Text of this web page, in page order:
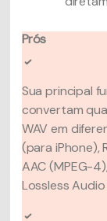
Prós
Sua principal
convertam
WAV em
(para iPhone),
AAC (MPEG-
Lossless